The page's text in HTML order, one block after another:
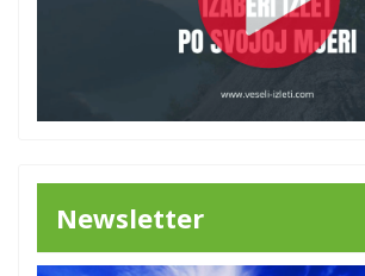
Newsletter